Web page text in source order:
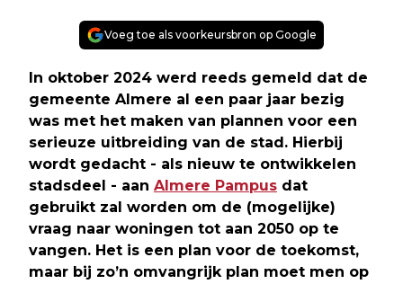
Voeg toe als voorkeursbron op Google
In oktober 2024 werd reeds gemeld dat de
gemeente Almere al een paar jaar bezig
was met het maken van plannen voor een
serieuze uitbreiding van de stad. Hierbij
wordt gedacht - als nieuw te ontwikkelen
stadsdeel - aan Almere Pampus dat
gebruikt zal worden om de (mogelijke)
vraag naar woningen tot aan 2050 op te
vangen. Het is een plan voor de toekomst,
maar bij zo’n omvangrijk plan moet men op